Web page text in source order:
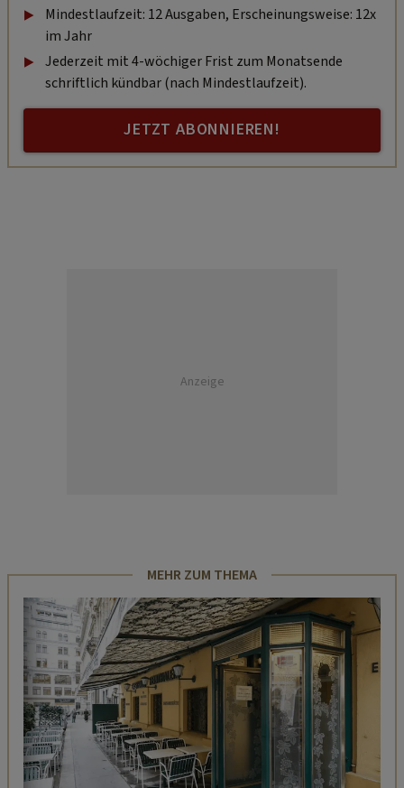
Mindestlaufzeit: 12 Ausgaben, Erscheinungsweise: 12x
im Jahr
Jederzeit mit 4-wöchiger Frist zum Monatsende
schriftlich kündbar (nach Mindestlaufzeit).
JETZT ABONNIEREN!
Anzeige
MEHR ZUM THEMA